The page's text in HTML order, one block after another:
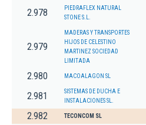
2.978
PIEDRAFLEX NATURAL
STONE S.L.
2.979
MADERAS Y TRANSPORTES
HIJOS DE CELESTINO
MARTINEZ SOCIEDAD
LIMITADA
2.980 MACOALAGON SL
2.981
SISTEMAS DE DUCHA E
INSTALACIONES SL.
2.982 TECONCOM SL